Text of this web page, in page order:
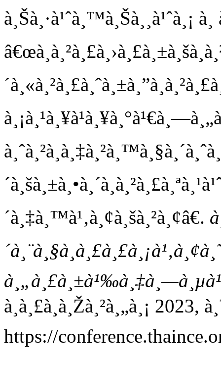
à¸Šà¸·à¹ˆà¸™à¸Šà¸¸à¹ˆà¸¡ à¸
´à¸‡à¸™à¹‚à¸¢à¸šà¸²à¸¢â€.
à¸à¸£à¸à¸Žà¸²à¸„à¸¡
https://